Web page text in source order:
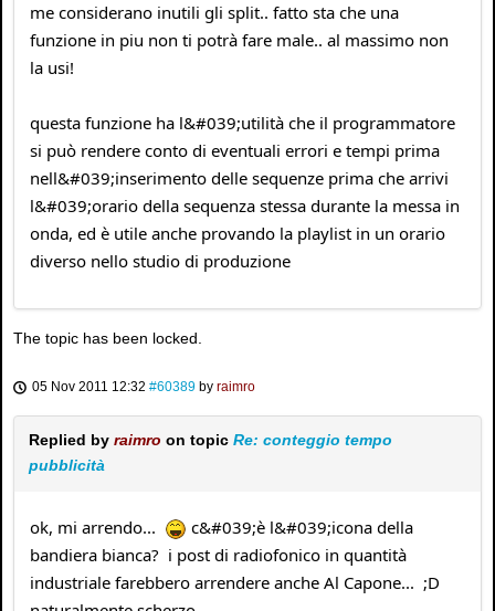
me considerano inutili gli split.. fatto sta che una
funzione in piu non ti potrà fare male.. al massimo non
la usi!
questa funzione ha l&#039;utilità che il programmatore
si può rendere conto di eventuali errori e tempi prima
nell&#039;inserimento delle sequenze prima che arrivi
l&#039;orario della sequenza stessa durante la messa in
onda, ed è utile anche provando la playlist in un orario
diverso nello studio di produzione
The topic has been locked.
05 Nov 2011 12:32 #60389 by raimro
Replied by raimro on topic Re: conteggio tempo
pubblicità
ok, mi arrendo...
c&#039;è l&#039;icona della
bandiera bianca? i post di radiofonico in quantità
industriale farebbero arrendere anche Al Capone... ;D